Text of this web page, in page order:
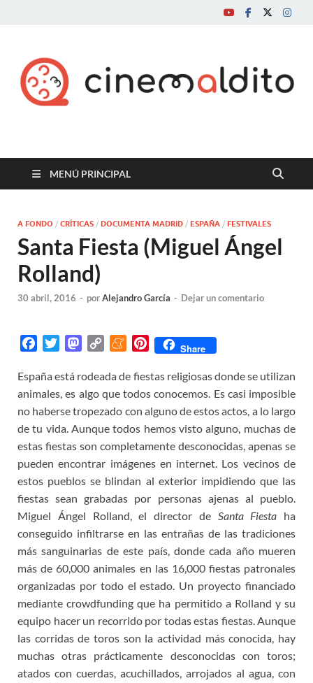
Cine maldito
MENÚ PRINCIPAL
A FONDO / CRÍTICAS / DOCUMENTA MADRID / ESPAÑA / FESTIVALES
Santa Fiesta (Miguel Ángel
Rolland)
30 abril, 2016 - porAlejandro García - Dejar un comentario
c
e
b
o
o
k
i
t
t
e
r
M
s
t
o
d
o
n
p
y
L
i
n
k
M
n
e
a
m
e
P
n
t
e
r
e
s
t
Share
España está rodeada de fiestas religiosas donde se utilizan
animales, es algo que todos conocemos. Es casi imposible
no haberse tropezado con alguno de estos actos, a lo largo
de tu vida. Aunque todos hemos visto alguno, muchas de
estas fiestas son completamente desconocidas, apenas se
pueden encontrar imágenes en internet. Los vecinos de
estos pueblos se blindan al exterior impidiendo que las
fiestas sean grabadas por personas ajenas al pueblo.
Miguel Ángel Rolland, el director de Santa Fiesta ha
conseguido infiltrarse en las entrañas de las tradiciones
más sanguinarias de este país, donde cada año mueren
más de 60,000 animales en las 16,000 fiestas patronales
organizadas por todo el estado. Un proyecto financiado
mediante crowdfunding que ha permitido a Rolland y su
equipo hacer un recorrido por todas estas fiestas. Aunque
las corridas de toros son la actividad más conocida, hay
muchas otras prácticamente desconocidas con toros;
atados con cuerdas, acuchillados, arrojados al agua, con